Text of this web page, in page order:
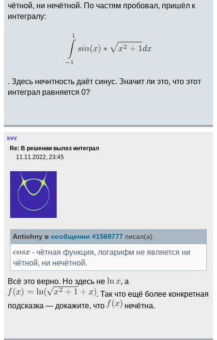
чётной, ни нечётной. По частям пробовал, пришёл к
интегралу:
. Здесь нечнтность даёт синус. Значит ли это, что этот
интеграл равняется 0?
svv
Re: В решении вылез интеграл
11.11.2022, 23:45
Antichny в сообщении #1569777 писал(а):
- чётная функция, логарифм не является ни
чётной, ни нечётной.
Всё это верно. Но здесь не
, а
. Так что ещё более конкретная
подсказка — докажите, что
нечётна.